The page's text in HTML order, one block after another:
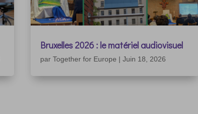
Bruxelles 2026 : le matériel audiovisuel
par Together for Europe | Juin 18, 2026